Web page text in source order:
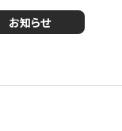
お知らせ